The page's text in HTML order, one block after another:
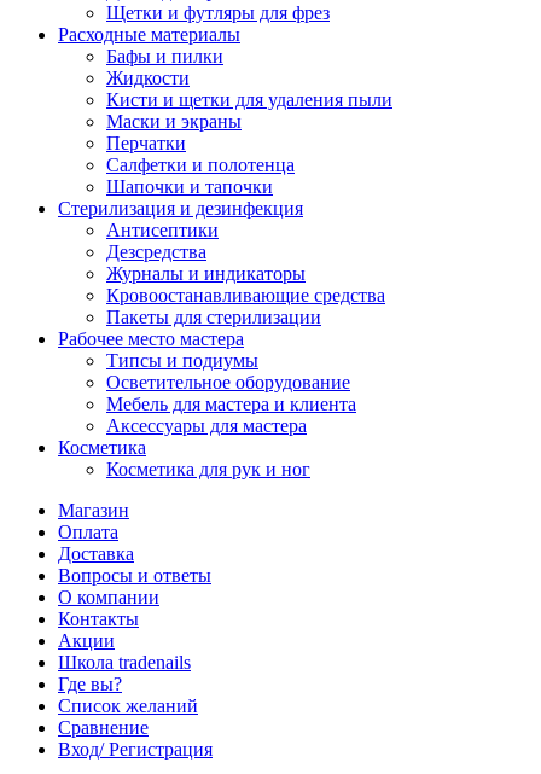
Щетки и футляры для фрез
Расходные материалы
Бафы и пилки
Жидкости
Кисти и щетки для удаления пыли
Маски и экраны
Перчатки
Салфетки и полотенца
Шапочки и тапочки
Стерилизация и дезинфекция
Антисептики
Дезсредства
Журналы и индикаторы
Кровоостанавливающие средства
Пакеты для стерилизации
Рабочее место мастера
Типсы и подиумы
Осветительное оборудование
Мебель для мастера и клиента
Аксессуары для мастера
Косметика
Косметика для рук и ног
Магазин
Оплата
Доставка
Вопросы и ответы
О компании
Контакты
Акции
Школа tradenails
Где вы?
Список желаний
Сравнение
Вход/ Регистрация